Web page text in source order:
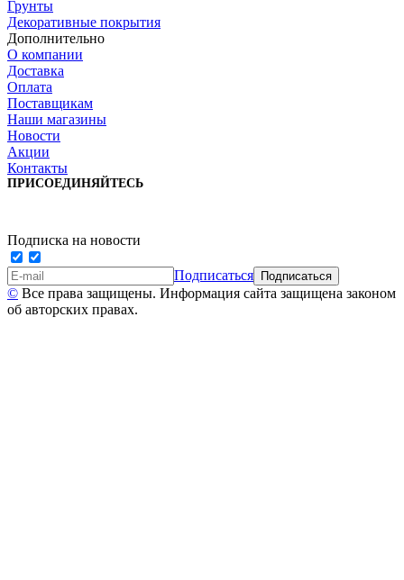
Грунты
Декоративные покрытия
Дополнительно
О компании
Доставка
Оплата
Поставщикам
Наши магазины
Новости
Акции
Контакты
ПРИСОЕДИНЯЙТЕСЬ
Подписка на новости
Подписаться
© Все права защищены. Информация сайта защищена законом
об авторских правах.